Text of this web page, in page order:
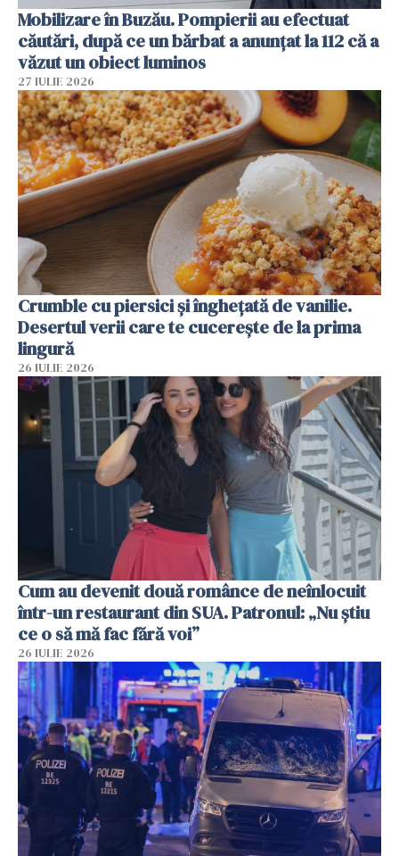
Mobilizare în Buzău. Pompierii au efectuat
căutări, după ce un bărbat a anunțat la 112 că a
văzut un obiect luminos
27 IULIE 2026
Crumble cu piersici și înghețată de vanilie.
Desertul verii care te cucerește de la prima
lingură
26 IULIE 2026
Cum au devenit două românce de neînlocuit
într-un restaurant din SUA. Patronul: „Nu știu
ce o să mă fac fără voi”
26 IULIE 2026